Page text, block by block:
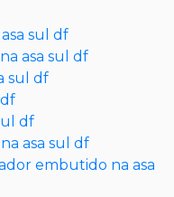
sul df
asa sul df
sul df
df
asa sul df
embutido na asa